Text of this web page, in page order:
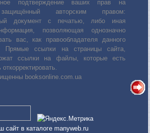
подтверждение ваших прав на
авторским правом:
документ с печатью, либо иная
позволяющая однозначно
вас, как правообладателя данного
Прямые ссылки на страницы сайта,
ссылки на файлы, которые есть
booksonline.com.ua